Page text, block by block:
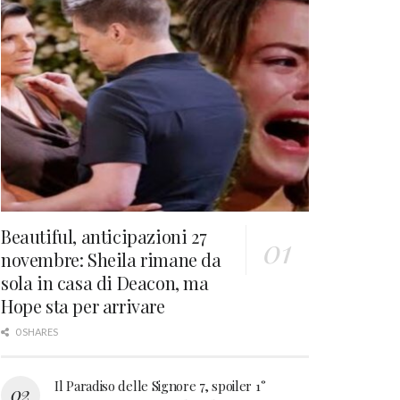
Beautiful, anticipazioni 27
novembre: Sheila rimane da
sola in casa di Deacon, ma
Hope sta per arrivare
0 SHARES
Il Paradiso delle Signore 7, spoiler 1°